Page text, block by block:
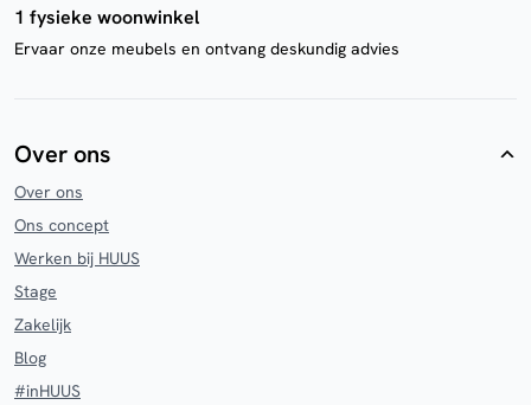
1 fysieke woonwinkel
Ervaar onze meubels en ontvang deskundig advies
Over ons
Over ons
Ons concept
Werken bij HUUS
Stage
Zakelijk
Blog
#inHUUS